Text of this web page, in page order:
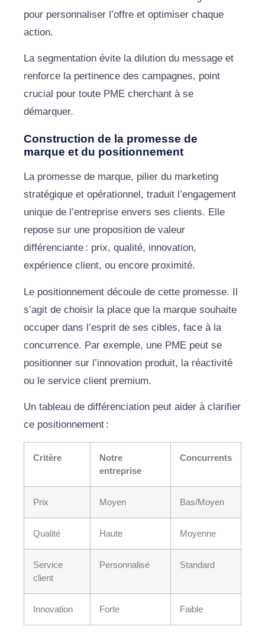
pour personnaliser l’offre et optimiser chaque
action.
La segmentation évite la dilution du message et
renforce la pertinence des campagnes, point
crucial pour toute PME cherchant à se
démarquer.
Construction de la promesse de
marque et du positionnement
La promesse de marque, pilier du marketing
stratégique et opérationnel, traduit l’engagement
unique de l’entreprise envers ses clients. Elle
repose sur une proposition de valeur
différenciante : prix, qualité, innovation,
expérience client, ou encore proximité.
Le positionnement découle de cette promesse. Il
s’agit de choisir la place que la marque souhaite
occuper dans l’esprit de ses cibles, face à la
concurrence. Par exemple, une PME peut se
positionner sur l’innovation produit, la réactivité
ou le service client premium.
Un tableau de différenciation peut aider à clarifier
ce positionnement :
Critère
Notre
entreprise
Concurrents
Prix Moyen Bas/Moyen
Qualité Haute Moyenne
Service
client
Personnalisé Standard
Innovation Forte Faible